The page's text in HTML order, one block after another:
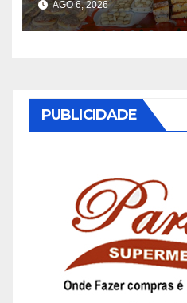
SENAR-MT e
AGO 6, 2026
PUBLICIDADE